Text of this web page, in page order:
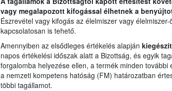
vagy megalapozott kifogással élhetnek a
Észrevétel vagy kifogás az élelmiszer vagy
kapcsolatosan is tehető.
Amennyiben az elsődleges értékelés alapján
napos értékelési időszak alatt a Bizottság, és egyik
forgalomba helyezése ellen, a termék minden
a nemzeti kompetens hatóság (FM) határozatban
többi tagállamot.